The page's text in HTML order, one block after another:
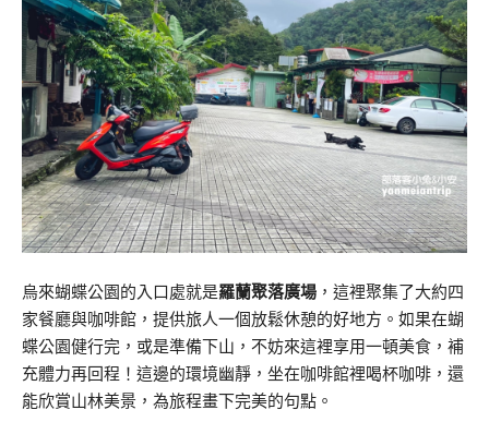
烏來蝴蝶公園的入口處就是羅蘭聚落廣場 ，這裡聚集了大約四
家餐廳與咖啡館，提供旅人一個放鬆休憩的好地方。如果在蝴
蝶公園健行完，或是準備下山，不妨來這裡享用一頓美食，補
充體力再回程！這邊的環境幽靜，坐在咖啡館裡喝杯咖啡，還
能欣賞山林美景，為旅程畫下完美的句點。